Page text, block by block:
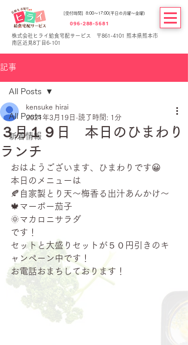
[受付時間] 8:00～17:00(平日の月曜～金曜)
096-288-5681
株式会社ヒライ給食宅配サービス 〒861-4101 熊本県熊本市
南区近見8丁目6-101
記事
All Posts
新着情報
All Posts
３月１９日 本日のひまわり
ランチ
kensuke hirai
2021年3月19日 読了時間: 1分
おはようございます、ひまわりです😀
本日のメニューは
🍂自家製とり天～梅香る出汁あんかけ～
🍁マーボー茄子
🌞マカロニサラダ
です！
セットと大盛りセットが５０円引きのキ
ャンペーン中です！
お電話おまちしております！